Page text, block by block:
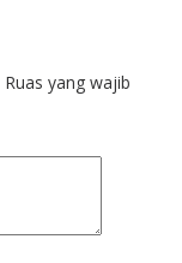
Ruas yang wajib